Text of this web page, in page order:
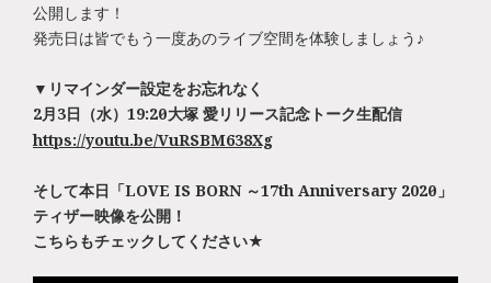
公開します！
発売日は皆でもう一度あのライブ空間を体験しましょう♪
▼リマインダー設定をお忘れなく
2月3日（水）19:20～大塚 愛リリース記念トーク生配信
https://youtu.be/VuRSBM638Xg
そして本日「LOVE IS BORN ～17th Anniversary 2020～」
ティザー映像を公開！
こちらもチェックしてください★